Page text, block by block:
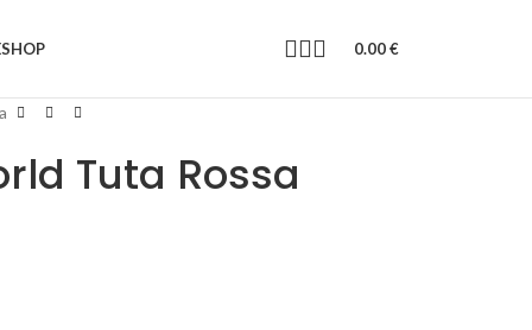
SHOP 0.00€
Tuta Rossa